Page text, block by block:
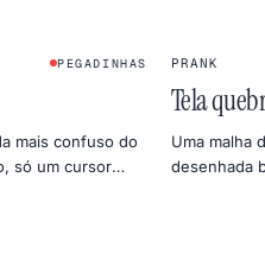
PEGADINHAS
mais confuso do
só um cursor
PRANK
Tela
Uma malha
desenhada